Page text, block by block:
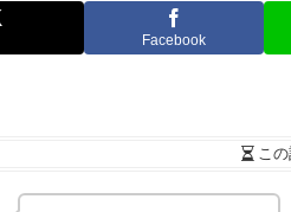
Facebook
こ